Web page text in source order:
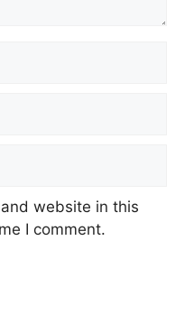
website in this
I comment.